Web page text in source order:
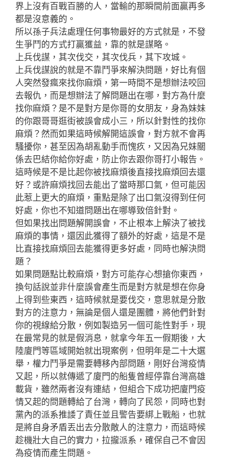
界上沒有百戰百勝的人，當輸的那瞬間前面贏再多
都是沒意義的。
所以孫子兵法處理任何事物最好的方式就是，不發
生爭鬥的方式打贏獲益，靠的就是謀略。
上兵伐謀，其次伐交，其次伐兵，其下攻城。
上兵伐謀說的就是不靠鬥爭來解決問題，好比有個
人突然發瘋來找你麻煩，第一時間不是想辦法咬回
去報仇，而是想辦法了解問題出在哪，對方為什麼
找你麻煩？是不是對方是你哥的女朋友，身為妹妹
的你跟哥哥逛街被誤會成小三，所以針對性的找你
麻煩？然而如果這時候解開這誤會，對方就不會再
騷擾你，甚至因為胡亂動手而愧疚，又因為兄妹關
係去巴結你給你好處，防止你去跟你哥打小報告。
這時候是不是比起你被找麻煩後直接找麻煩回去還
好？或許麻煩找回去能出了當時那口氣，但可能因
此惹上更大的麻煩，重點是除了出口氣沒得到任何
好處，你也不知道問題出在哪導致倍針對。
但如果找出問題解開誤會，不止根本上解決了被找
麻煩的事情，還因此獲得了額外的好處，這是不是
比直接找麻煩回去能獲得更多好處，同時也解決問
題？
如果問題點比較麻煩，對方可能存心想搶你東西，
換句話說並非什麼誤會產生而是對方就是想在你身
上得到些東西，這時候就是要伐交，意思就是分散
對方的注意力，無論是個人還是團體，將他們針對
你的視線給分散，例如製造另一個可能性對手，現
在最常見的就是假消息，就拿今年五一假期後，大
陸廈門等區域開始就出現案例，但明年是二十大選
舉，權力鬥爭是需要轉移內部問題，剛好台灣疫情
又起，所以就傳遞了廈門的船隻曾經停靠台灣高雄
載貨，雖然兩者沒有連結，但組合下成功把廈門疫
情又起的問題轉給了台灣，轉向了民怨，同時也對
黨內的派系推諉了責任並且警告要綁上戰船，也就
是將自身矛盾丟出去分散敵人的注意力，而這時候
趁機壯大自己的實力，拉攏派系，確保自己不會因
為疫情而產生問題。